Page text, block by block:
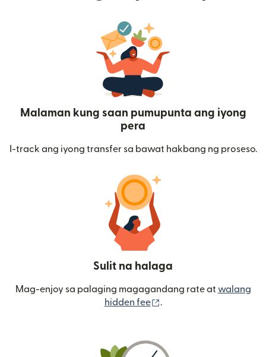
Malaman kung saan pumupunta ang iyong
pera
I-track ang iyong transfer sa bawat hakbang ng proseso.
Sulit na halaga
Mag-enjoy sa palaging magagandang rate at walang
hidden fee
.